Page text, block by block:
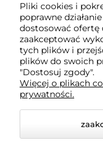
Ochrona
Informacje
Dokumenty
Pliki cookies i
poprawne
dostosować ofertę
zaakceptować
tych plików i
plików do swoich
"Dostosuj zgody".
Więcej o plikach
prywatności.